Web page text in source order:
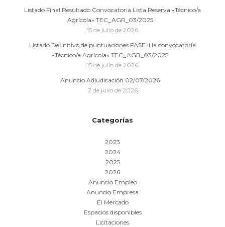
Listado Final Resultado Convocatoria Lista Reserva «Técnico/a
Agrícola» TEC_AGR_03/2025
15 de julio de 2026
Listado Definitivo de puntuaciones FASE II la convocatoria
«Técnico/a Agrícola» TEC_AGR_03/2025
15 de julio de 2026
Anuncio Adjudicación 02/07/2026
2 de julio de 2026
Categorías
2023
2024
2025
2026
Anuncio Empleo
Anuncio Empresa
El Mercado
Espacios disponibles
Licitaciones